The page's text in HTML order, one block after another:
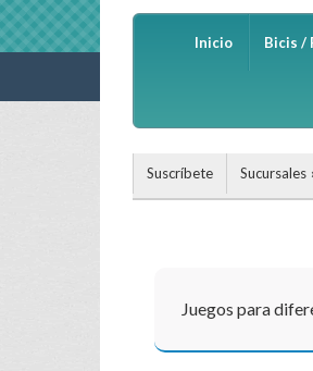
Inicio Bicis /
Suscríbete Sucursales
Juegos para